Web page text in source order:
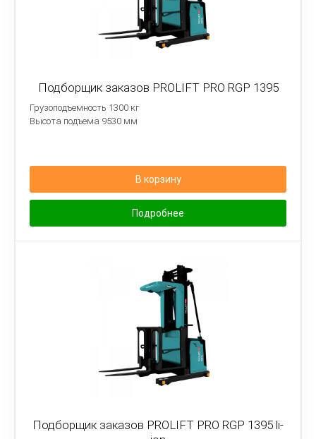
Подборщик заказов PROLIFT PRO RGP 1395
Грузоподъемность 1300 кг
Высота подъема 9530 мм
В корзину
Подробнее
Подборщик заказов PROLIFT PRO RGP 1395 li-